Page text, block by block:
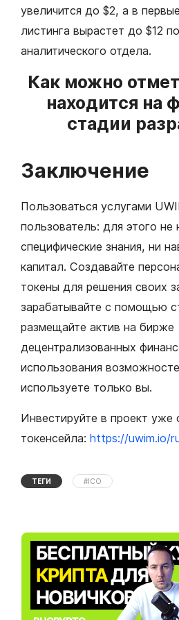
увеличится до $2, а в
листинга вырастет до $12
аналитического отдела.
Как можно
находится на
стадии
Заключение
Пользоваться услугами
пользователь: для этого не
специфические знания, ни
капитал. Создавайте
токены для решения своих
зарабатывайте с помощью
размещайте актив на бирже
децентрализованных
использования
используете только вы.
Инвестируйте в проект уже
токенсейла: https://uwim.io/
ТЕГИ #ICO